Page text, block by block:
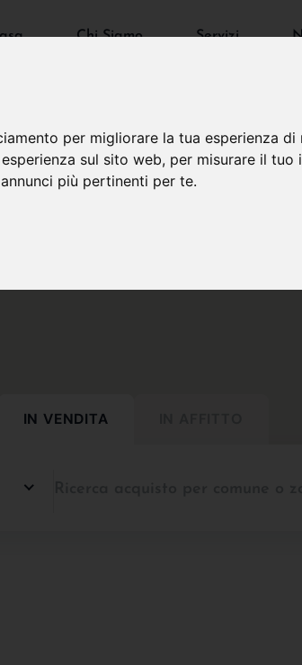
per migliorare la tua esperienza
sul sito web, per misurare il tuo
più pertinenti per te.
Chi Siamo Servizi
IN VENDITA